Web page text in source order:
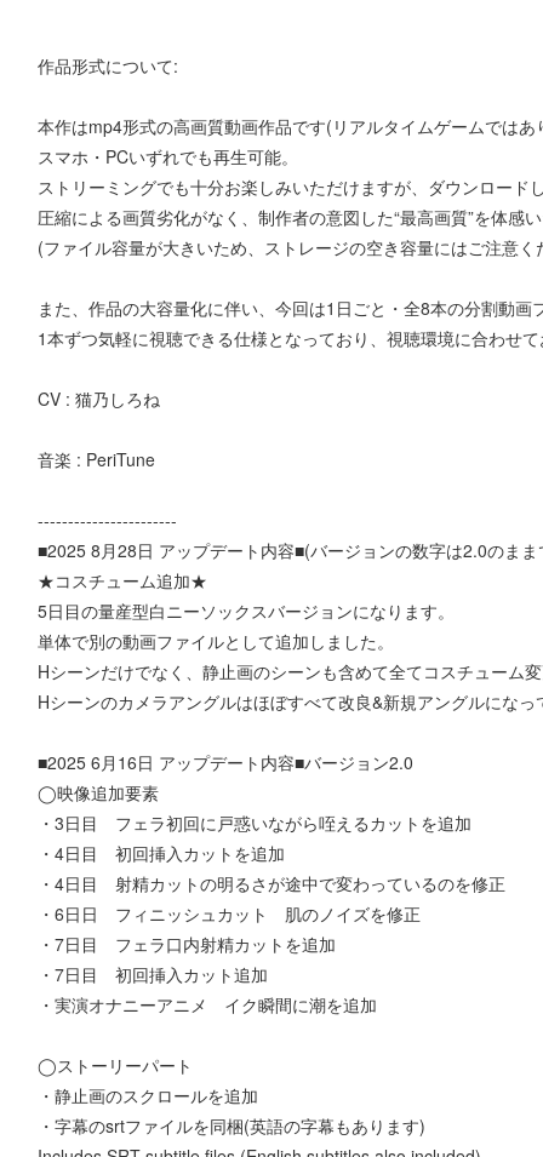
作品形式について:
本作はmp4形式の高画質動画作品です(リアルタイムゲームではあ
スマホ・PCいずれでも再生可能。
ストリーミングでも十分お楽しみいただけますが、ダウンロード
圧縮による画質劣化がなく、制作者の意図した“最高画質”を体感
(ファイル容量が大きいため、ストレージの空き容量にはご注意く
また、作品の大容量化に伴い、今回は1日ごと・全8本の分割動画
1本ずつ気軽に視聴できる仕様となっており、視聴環境に合わせ
CV : 猫乃しろね
音楽 : PeriTune
-----------------------
■2025 8月28日 アップデート内容■(バージョンの数字は2.0のまま
★コスチューム追加★
5日目の量産型白ニーソックスバージョンになります。
単体で別の動画ファイルとして追加しました。
Hシーンだけでなく、静止画のシーンも含めて全てコスチューム
Hシーンのカメラアングルはほぼすべて改良&新規アングルになっ
■2025 6月16日 アップデート内容■バージョン2.0
◯映像追加要素
・3日目 フェラ初回に戸惑いながら咥えるカットを追加
・4日目 初回挿入カットを追加
・4日目 射精カットの明るさが途中で変わっているのを修正
・6日日 フィニッシュカット 肌のノイズを修正
・7日目 フェラ口内射精カットを追加
・7日目 初回挿入カット追加
・実演オナニーアニメ イク瞬間に潮を追加
◯ストーリーパート
・静止画のスクロールを追加
・字幕のsrtファイルを同梱(英語の字幕もあります)